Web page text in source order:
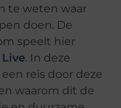
te weten waar
doen. De
speelt hier
. In deze
reis door deze
waarom dit de